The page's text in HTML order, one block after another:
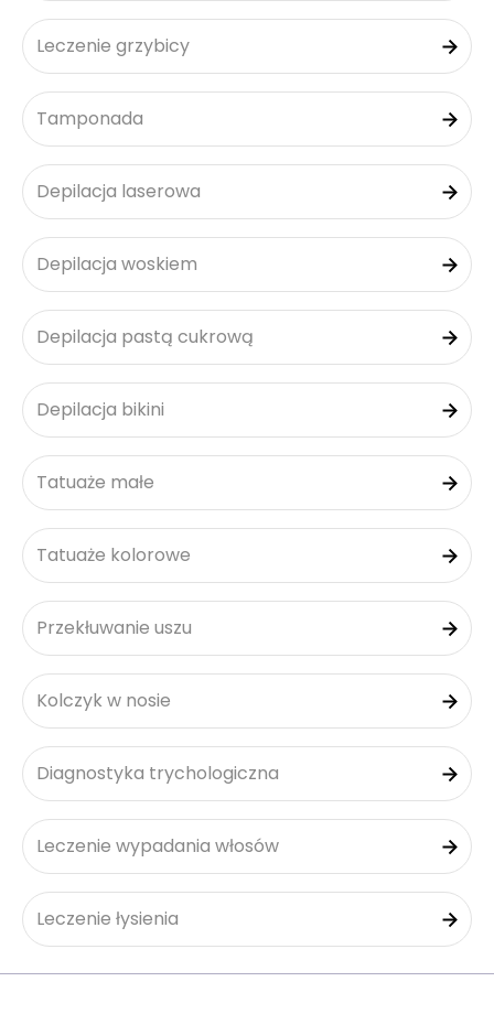
Leczenie grzybicy
Tamponada
Depilacja laserowa
Depilacja woskiem
Depilacja pastą cukrową
Depilacja bikini
Tatuaże małe
Tatuaże kolorowe
Przekłuwanie uszu
Kolczyk w nosie
Diagnostyka trychologiczna
Leczenie wypadania włosów
Leczenie łysienia